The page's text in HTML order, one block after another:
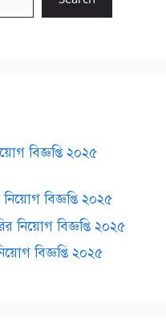
বিজ্ঞপ্তি ২০২৫
বিজ্ঞপ্তি ২০২৫
নিয়োগ বিজ্ঞপ্তি ২০২৫
বিজ্ঞপ্তি ২০২৫